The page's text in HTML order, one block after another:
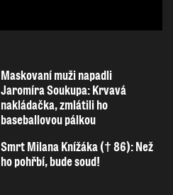
Maskovaní muži napadli
Jaromíra Soukupa: Krvavá
nakládačka, zmlátili ho
baseballovou pálkou
Smrt Milana Knížáka († 86): Než
ho pohřbí, bude soud!